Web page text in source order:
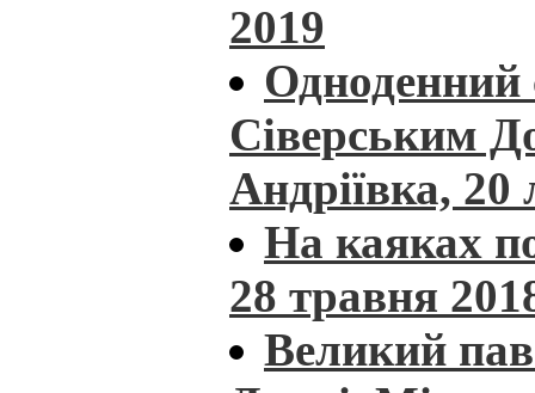
2019
Одноденний
Сіверським
Андріївка, 20
На каяках
28 травня
Великий